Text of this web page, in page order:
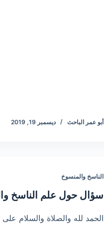
أبو عمر الباحث ديسمبر 19, 2019
الناسخ والمنسوخ
سؤال حول علم الناسخ
الحمد لله والصلاة والسلام